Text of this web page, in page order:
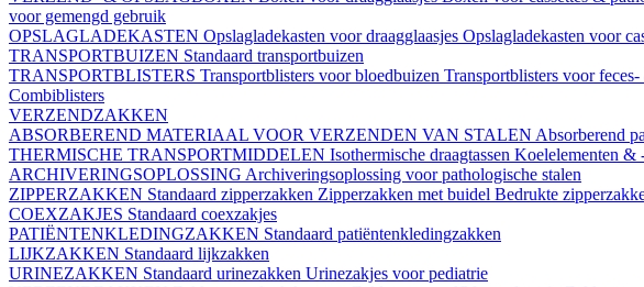
voor gemengd gebruik
OPSLAGLADEKASTEN Opslagladekasten voor draagglaasjes Opslagladekasten voor
TRANSPORTBUIZEN Standaard transportbuizen
TRANSPORTBLISTERS Transportblisters voor bloedbuizen Transportblisters voor
Combiblisters
VERZENDZAKKEN
ABSORBEREND MATERIAAL VOOR VERZENDEN VAN STALEN Absorberend
THERMISCHE TRANSPORTMIDDELEN Isothermische draagtassen Koelelementen &
ARCHIVERINGSOPLOSSING Archiveringsoplossing voor pathologische stalen
ZIPPERZAKKEN Standaard zipperzakken Zipperzakken met buidel Bedrukte
COEXZAKJES Standaard coexzakjes
PATIËNTENKLEDINGZAKKEN Standaard patiëntenkledingzakken
LIJKZAKKEN Standaard lijkzakken
URINEZAKKEN Standaard urinezakken Urinezakjes voor pediatrie